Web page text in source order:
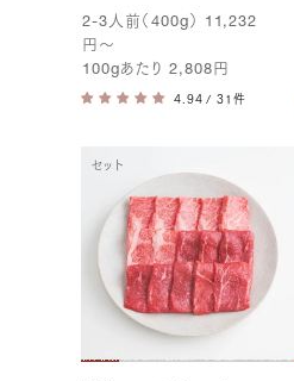
2-3人前（ 400g ）
11,232
円 〜
100g あたり 2,808 円
/ 31件
セット